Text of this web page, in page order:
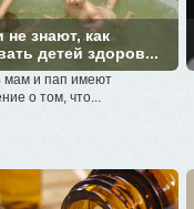
не знают, как
детей здоров...
мам и пап имеют
о том, что...